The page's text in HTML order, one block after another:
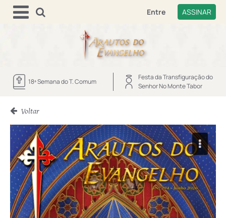
Entre ASSINAR
18ª Semana do T. Comum
Festa da Transfiguração do
Senhor No Monte Tabor
Voltar